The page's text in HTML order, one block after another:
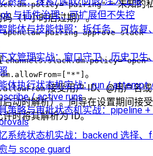
与插件治理：可扩展但不失控
能体与技能快照：拆任务、可恢复
文管理实战：窗口守卫、历史卫生
体执行状态机实战：run / attempt
/ active runs
策略与审批状态机实战：pipeline
系统状态机实战：backend 选择、
与 scope guard
— 未知的
（1 小时后过期）。
openclaw pairing approve slack
channels.slack.dm.policy="open"
。
接受用户 ID、@用户名或
动时解析）。向导在设置期间接受
时将其解析为 ID。